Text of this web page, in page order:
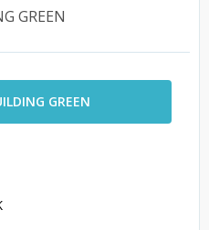
GREEN
GREEN